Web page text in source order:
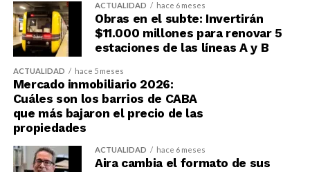
ACTUALIDAD hace 6 meses
Obras en el subte: Invertirán
$11.000 millones para renovar 5
estaciones de las líneas A y B
ACTUALIDAD hace 5 meses
Mercado inmobiliario 2026:
Cuáles son los barrios de CABA
que más bajaron el precio de las
propiedades
ACTUALIDAD hace 6 meses
Aira cambia el formato de sus